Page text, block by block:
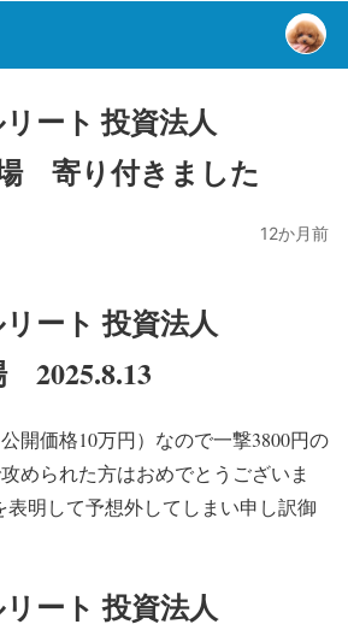
ート 投資法人
寄り付きました
12か月前
ート 投資法人
2025.8.13
開価格10万円）なので一撃3800円の
められた方はおめでとうございま
明して予想外してしまい申し訳御
ート 投資法人